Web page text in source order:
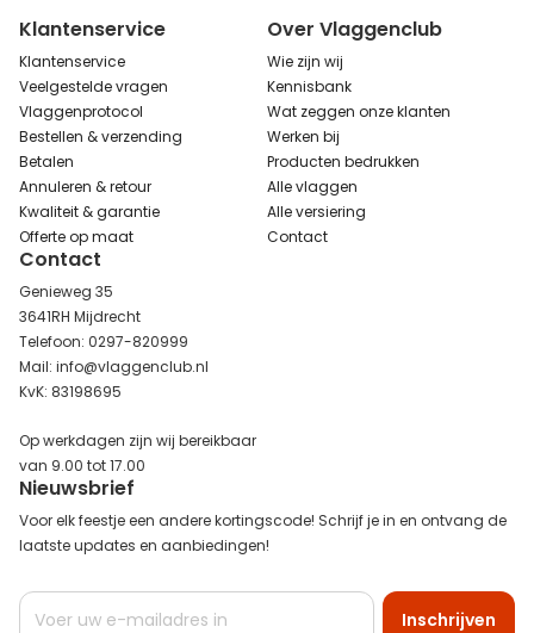
Klantenservice
Klantenservice
Veelgestelde vragen
Vlaggenprotocol
Bestellen & verzending
Betalen
Annuleren & retour
Kwaliteit & garantie
Offerte op maat
Over Vlaggenclub
Wie zijn wij
Kennisbank
Wat zeggen onze klanten
Werken bij
Producten bedrukken
Alle vlaggen
Alle versiering
Contact
Contact
Genieweg 35
3641RH Mijdrecht
Telefoon: 0297-820999
Mail: info@vlaggenclub.nl
KvK: 83198695
Op werkdagen zijn wij bereikbaar
van 9.00 tot 17.00
Nieuwsbrief
Voor elk feestje een andere kortingscode! Schrijf je in en ontvang de
laatste updates en aanbiedingen!
Abonneer
Inschrijven